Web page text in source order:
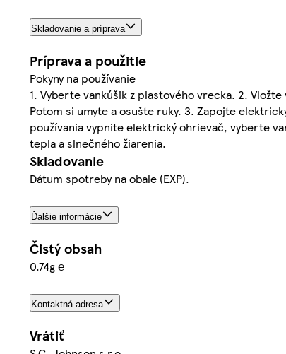
Skladovanie a príprava
Príprava a použitie
Pokyny na používanie
1. Vyberte vankúšik z plastového vrecka. 2.
Potom si umyte a osušte ruky. 3. Zapojte
používania vypnite elektrický ohrievač, vyberte
tepla a slnečného žiarenia.
Skladovanie
Dátum spotreby na obale (EXP).
Ďalšie informácie
Čistý obsah
0.74g ℮
Kontaktná adresa
Vrátiť